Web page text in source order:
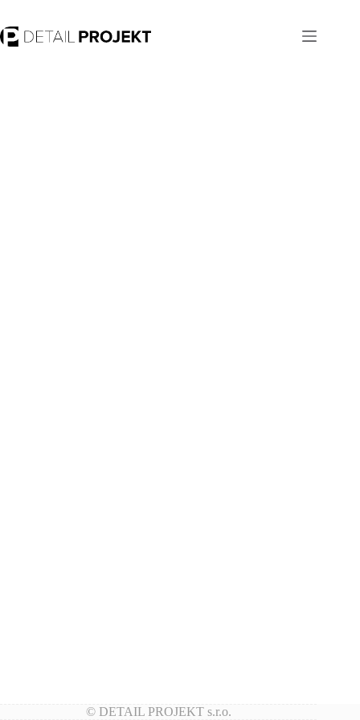
© DETAIL PROJEKT s.r.o.